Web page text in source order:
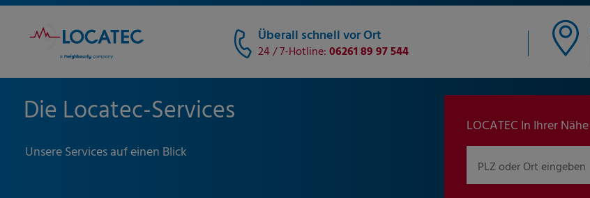
Überall schnell vor Ort
24 / 7-Hotline:06261 89 97 544
Die Locatec-Services
Unsere Services auf einen Blick
LOCATEC In Ihrer Nähe
PLZ oder Ort eingeben